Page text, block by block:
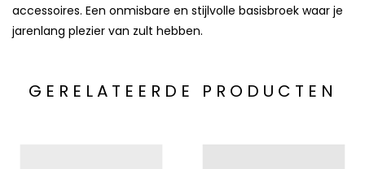
accessoires. Een onmisbare en stijlvolle basisbroek waar je
jarenlang plezier van zult hebben.
GERELATEERDE PRODUCTEN